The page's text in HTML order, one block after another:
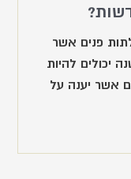
פנים אשר
יכולים להיות
אשר יענה על